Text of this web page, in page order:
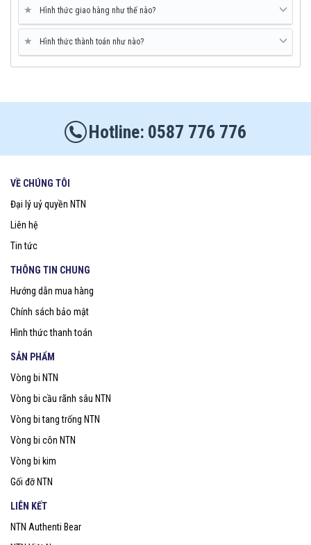
★ Hình thức giao hàng như thế nào?
★ Hình thức thành toán như nào?
0587 776 776
VỀ CHÚNG TÔI
Đại lý uỷ quyền NTN
Liên hệ
Tin tức
THÔNG TIN CHUNG
Hướng dẫn mua hàng
Chính sách bảo mật
Hình thức thanh toán
SẢN PHẨM
Vòng bi NTN
Vòng bi cầu rãnh sâu NTN
Vòng bi tang trống NTN
Vòng bi côn NTN
Vòng bi kim
Gối đỡ NTN
LIÊN KẾT
NTN Authenti Bear